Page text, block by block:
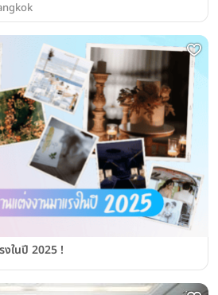
ในปี 2025 !